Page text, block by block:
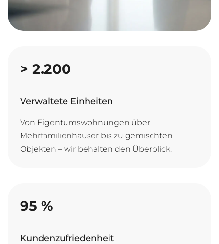
> 2.200
Verwaltete Einheiten
Von Eigentumswohnungen über
Mehrfamilienhäuser bis zu gemischten
Objekten – wir behalten den Überblick.
95 %
Kundenzufriedenheit